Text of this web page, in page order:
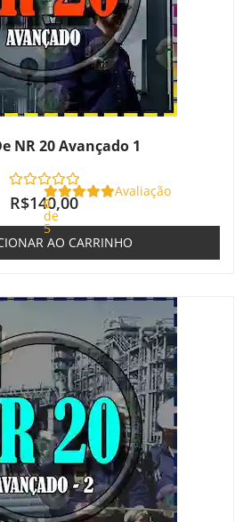
NR 20 Avançado 1
Avaliação
0
de
5
R$140,00
AO CARRINHO